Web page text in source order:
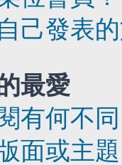
己發表
最愛
有何不
面或主